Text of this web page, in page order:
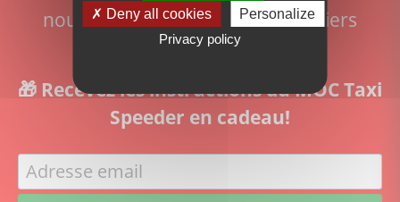
nouveaux sets disponibles, derniers
articles et actualité Lego
🎁 Recevez les instructions du MOC Taxi
Speeder en cadeau!
Deny all cookies
Personalize
Privacy policy